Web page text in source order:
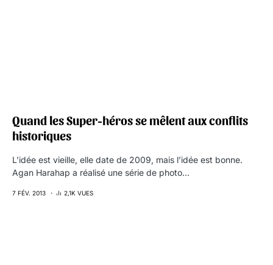
Quand les Super-héros se mêlent aux conflits
historiques
L’idée est vieille, elle date de 2009, mais l’idée est bonne.
Agan Harahap a réalisé une série de photo…
7 FÉV. 2013 2,1K VUES